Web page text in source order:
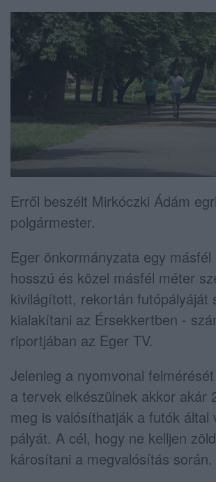
Erről beszélt Mirkóczki Ádám egri
polgármester.
Eger önkormányzata egy másfél
hosszú és közel másfél méter
kivilágított, rekortán futópályáját
kialakítani az Érsekkertben -
riportjában az Eger TV.
Jelenleg a nyomvonal
a tervek elkészülnek akkor akár
meg is valósíthatják a futók által
pályát. A cél, hogy ne kelljen
károsítani a megvalósítás során.